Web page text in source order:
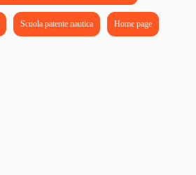
Scuola patente nautica Home page